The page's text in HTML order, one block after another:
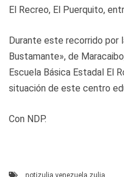
El Recreo, El Puerquito,
Durante este recorrido por
Bustamante», de
Escuela Básica Estadal El
situación de este centro
Con NDP.
notizulia,venezuela,zulia